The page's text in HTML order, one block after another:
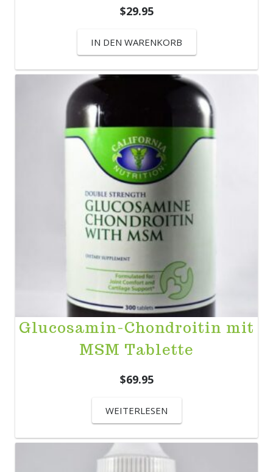
$29.95
IN DEN WARENKORB
Glucosamin-Chondroitin mit
MSM Tablette
$69.95
WEITERLESEN